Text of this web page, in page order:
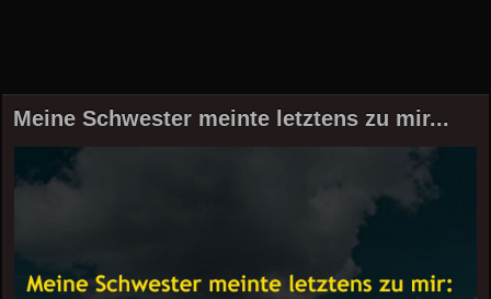
Meine Schwester meinte letztens zu mir...